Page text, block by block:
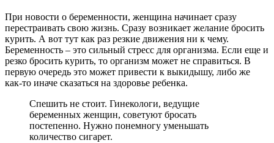
При новости о беременности, женщина начинает сразу
перестраивать свою жизнь. Сразу возникает желание бросить
курить. А вот тут как раз резкие движения ни к чему.
Беременность – это сильный стресс для организма. Если еще и
резко бросить курить, то организм может не справиться. В
первую очередь это может привести к выкидышу, либо же
как-то иначе сказаться на здоровье ребенка.
Спешить не стоит. Гинекологи, ведущие
беременных женщин, советуют бросать
постепенно. Нужно понемногу уменьшать
количество сигарет.